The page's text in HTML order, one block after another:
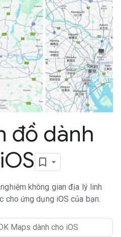
đồ dành
OS
không gian địa lý linh
cho ứng dụng iOS của bạn.